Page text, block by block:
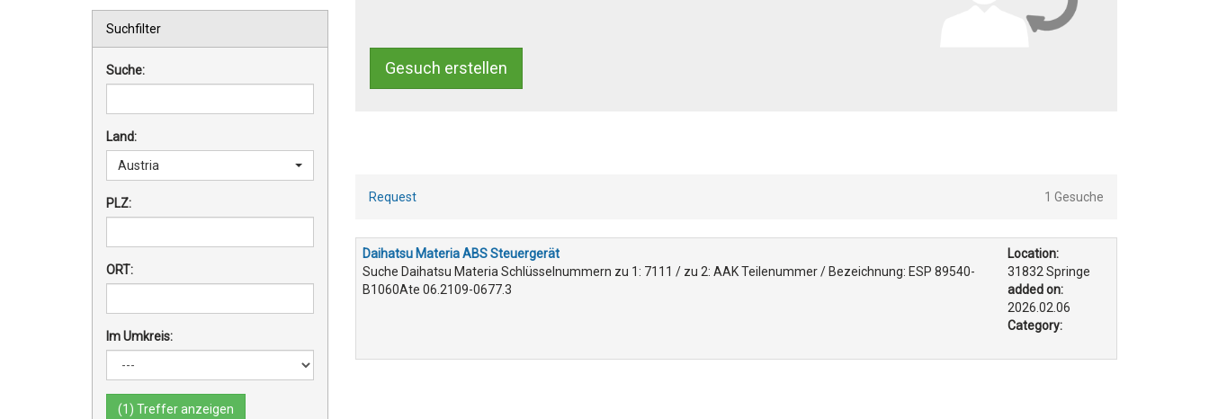
Gesuch erstellen
Request 1 Gesuche
Daihatsu Materia ABS Steuergerät
Suche Daihatsu Materia Schlüsselnummern zu 1: 7111 / zu 2: AAK Teilenummer / Bezeichnung: ESP 89540-
B1060Ate 06.2109-0677.3
Location:
31832 Springe
added on:
2026.02.06
Category:
Suchfilter
Suche:
Land:
Austria
PLZ:
ORT:
Im Umkreis: